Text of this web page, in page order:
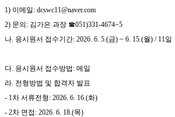
1) 이메일 : dcswc11@naver.com
2) 문의 : 김가은 과장 ☎051)331-4674~5
나. 응시원서 접수기간: 2026. 6. 5.(금) ~ 6. 15.(월) / 11일
다. 응시원서 접수방법 : 메일
라. 전형방법 및 합격자 발표
- 1차 서류전형: 2026. 6. 16.(화)
- 2차 면접 : 2026. 6. 18.(목)